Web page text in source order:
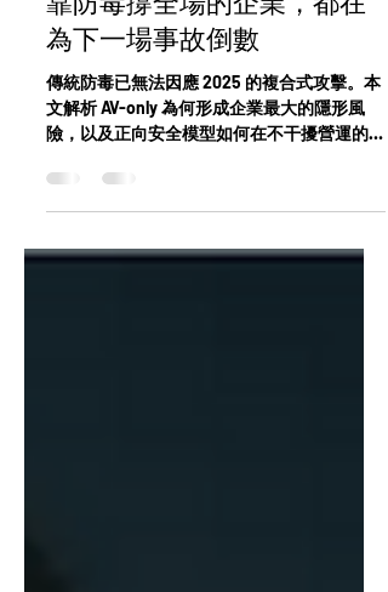
2025年11月25日
靠防毒撐全場的企業，都在
為下一場事故倒數
傳統防毒已無法因應 2025 的複合式攻擊。本
提下，縮小攻擊面並強化端點治理。